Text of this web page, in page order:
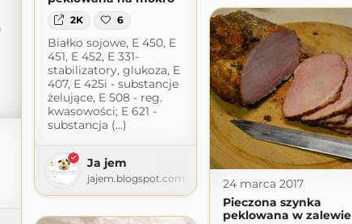
2K 6
Białko sojowe, E 450, E
451, E 452, E 331-
stabilizatory, glukoza, E
407, E 425i - substancje
żelujące, E 508 - reg.
kwasowości; E 621 -
substancja (...)
Ja jem
jajem.blogspot.com
24 marca 2017
Pieczona szynka
peklowana w zalewie